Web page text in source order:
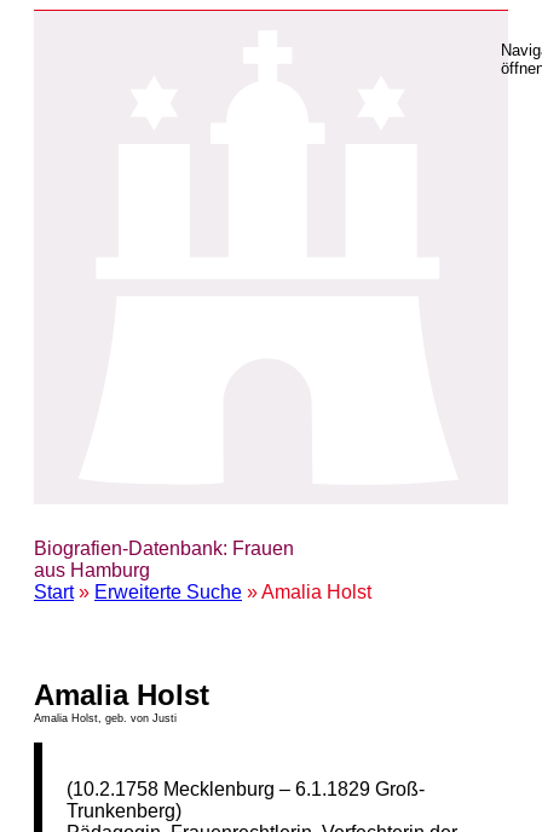
Biografien-Datenbank: Frauen
aus Hamburg
Start» Erweiterte Suche » Amalia Holst
Amalia Holst
Amalia Holst, geb. von Justi
(10.2.1758 Mecklenburg – 6.1.1829 Groß-
Trunkenberg)